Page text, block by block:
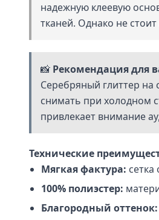
надежную клеевую
тканей. Однако не
📸 Рекомендация для
Серебряный глиттер
снимать при холодном
привлекает внимание
Технические
Мягкая фактура:
100% полиэстер:
Благородный оттенок: